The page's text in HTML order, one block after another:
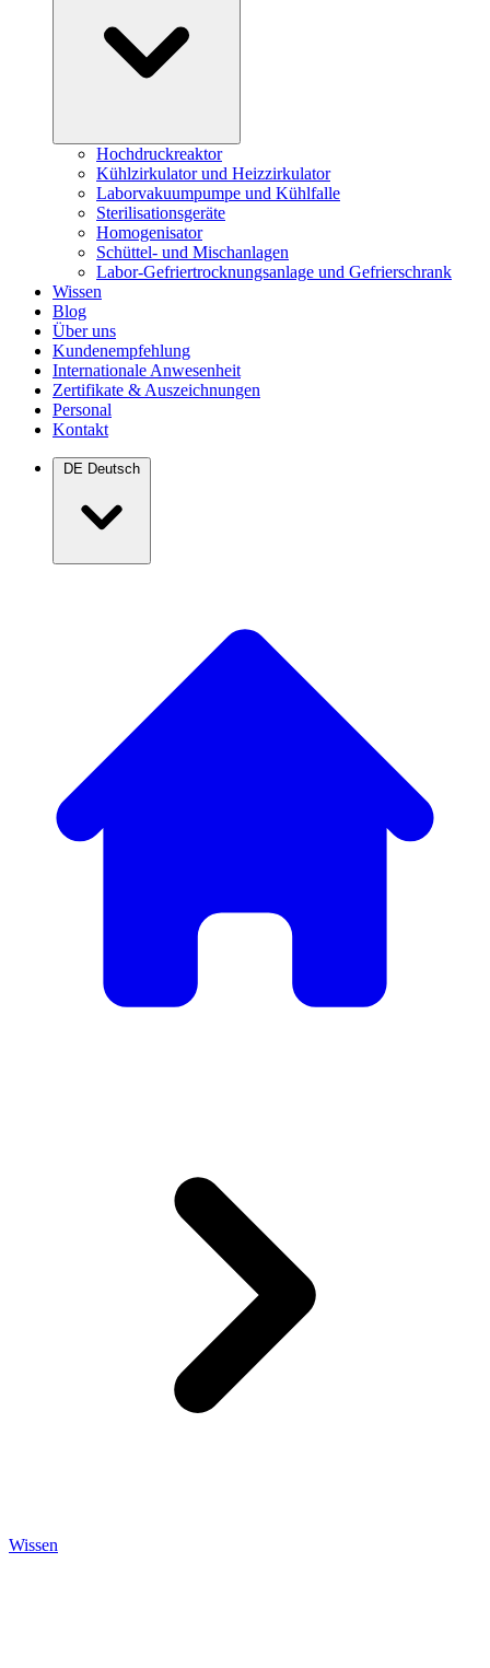
Hochdruckreaktor
Kühlzirkulator und Heizzirkulator
Laborvakuumpumpe und Kühlfalle
Sterilisationsgeräte
Homogenisator
Schüttel- und Mischanlagen
Labor-Gefriertrocknungsanlage und Gefrierschrank
Wissen
Blog
Über uns
Kundenempfehlung
Internationale Anwesenheit
Zertifikate & Auszeichnungen
Personal
Kontakt
DE Deutsch
Wissen